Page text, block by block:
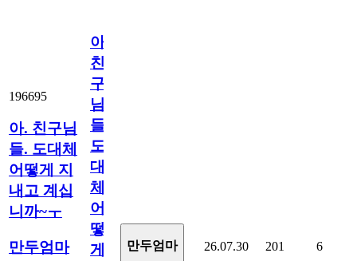
196695
아. 친구님
들. 도대체
어떻게 지
내고 계십
니까~ㅜ
만두엄마
아.
친
구
님
들.
도
대
체
어
떻
게
만두엄마 26.07.30 201 6